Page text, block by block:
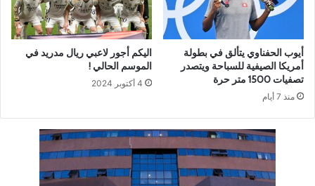
أيوب الحفناوي يتألق في بطولة
أمريكا الصيفية للسباحة ويتصدر
تصفيات 1500 متر حرة
منذ 7 أيام
اليكم أجور لاعبي ريال مدريد في
الموسم الحالي !
4 أكتوبر 2024